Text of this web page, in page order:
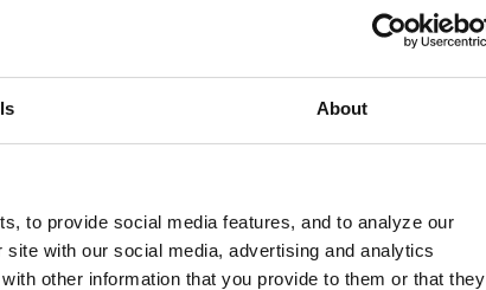
About
to provide social media features, and to analyze our
with our social media, advertising and analytics
other information that you provide to them or that they